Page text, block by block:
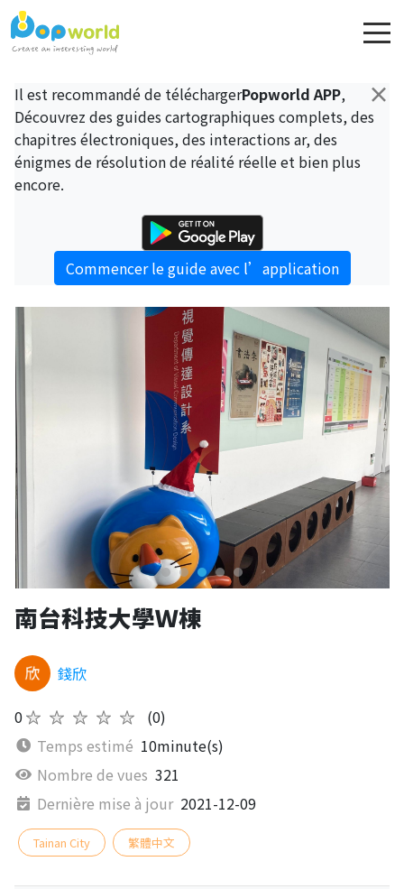
×
Il est recommandé de téléchargerPopworld APP,
Découvrez des guides cartographiques complets, des
chapitres électroniques, des interactions ar, des
énigmes de résolution de réalité réelle et bien plus
encore.
Commencer le guide avec l’application
南台科技大學Ｗ棟
錢欣
0★★★★★
(0)
Temps estimé 10minute(s)
Nombre de vues 321
Dernière mise à jour 2021-12-09
Tainan City 繁體中文